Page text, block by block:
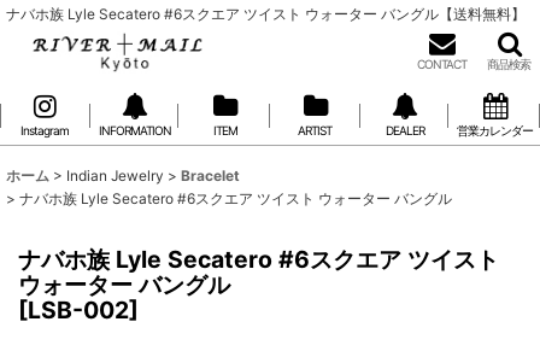
ナバホ族 Lyle Secatero #6スクエア ツイスト ウォーター バングル【送料無料】
CONTACT 商品検索
Instagram INFORMATION ITEM ARTIST DEALER 営業カレンダー
ホーム > Indian Jewelry > Bracelet
> ナバホ族 Lyle Secatero #6スクエア ツイスト ウォーター バングル
ナバホ族 Lyle Secatero #6スクエア ツイスト
ウォーター バングル
[LSB-002]